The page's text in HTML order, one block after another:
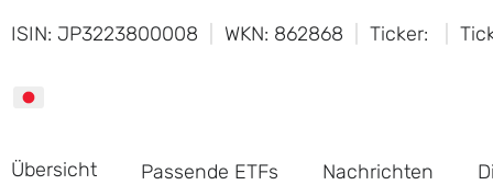
ISIN: JP3223800008 WKN: 862868 Ticker:
Übersicht Passende ETFs Nachrichten